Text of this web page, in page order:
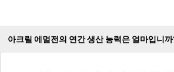
아크릴 에멀전의 연간 생산 능력은 얼마입니까